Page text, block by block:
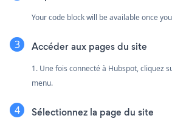
Your code block will be available once
Accéder aux pages du site
1. Une fois connecté à Hubspot, cliquez
menu.
Sélectionnez la page du site